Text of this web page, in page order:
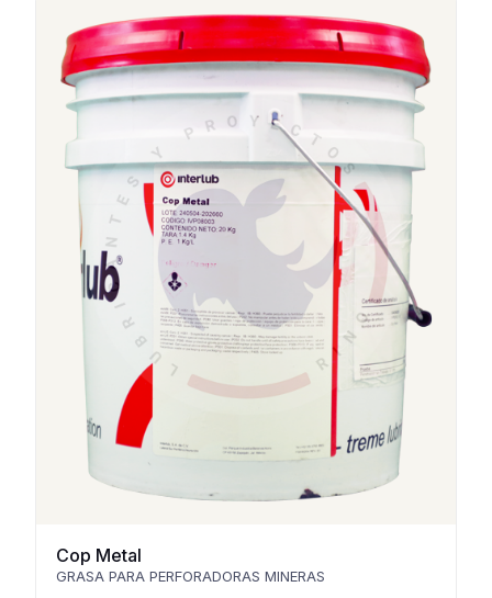
Cop Metal
GRASA PARA PERFORADORAS MINERAS